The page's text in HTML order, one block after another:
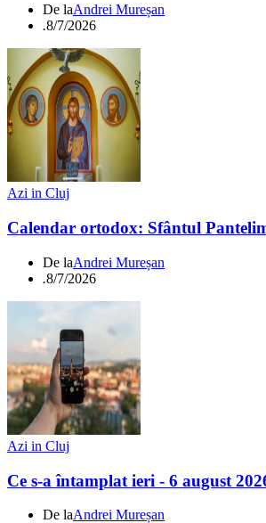
De laAndrei Mureșan
.8/7/2026
Azi in Cluj
Calendar ortodox: Sfântul
De laAndrei Mureșan
.8/7/2026
Azi in Cluj
Ce s-a întamplat ieri - 6 august
De laAndrei Mureșan